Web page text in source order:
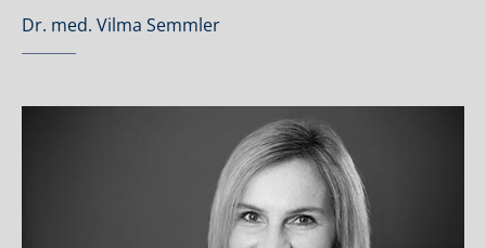
Dr. med. Vilma Semmler